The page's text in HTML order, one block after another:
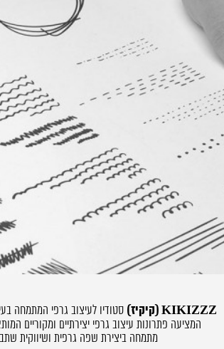
KIKIZZZ (קיקיז)
סטודיו לעיצוב גרפי המתמחה
המציעה פתרונות עיצוב גרפי יצירתיים ומקוריים
מתמחה ביצירת שפה גרפית ושיווקית